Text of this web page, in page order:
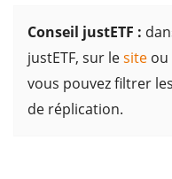
Conseil justETF :
justETF, sur lesite ou
vous pouvez filtrer
de réplication.